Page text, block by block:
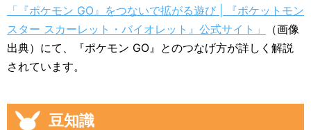
「『ポケモン GO』をつないで拡がる遊び | 『ポケットモン
スター スカーレット・バイオレット』公式サイト」
（画像
出典）にて、『ポケモン GO』とのつなげ方が詳しく解説
されています。
豆知識